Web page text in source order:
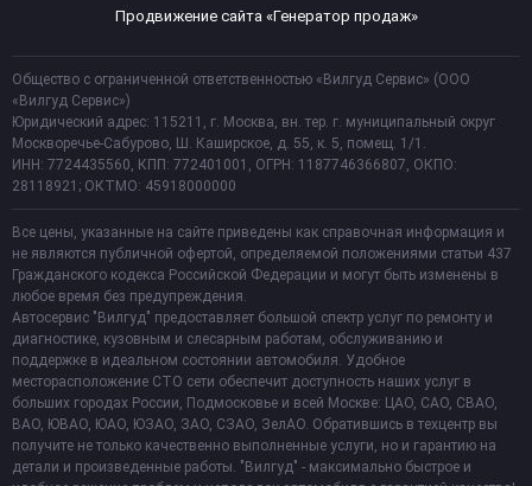
Продвижение сайта «Генератор продаж»
Общество с ограниченной ответственностью «Вилгуд Сервис» (ООО
«Вилгуд Сервис»)
Юридический адрес: 115211, г. Москва, вн. тер. г. муниципальный округ
Москворечье-Сабурово, Ш. Каширское, д. 55, к. 5, помещ. 1/1.
ИНН: 7724435560, КПП: 772401001, ОГРН: 1187746366807, ОКПО:
28118921; ОКТМО: 45918000000
Все цены, указанные на сайте приведены как справочная информация и
не являются публичной офертой, определяемой положениями статьи 437
Гражданского кодекса Российской Федерации и могут быть изменены в
любое время без предупреждения.
Автосервис "Вилгуд" предоставляет большой спектр услуг по ремонту и
диагностике, кузовным и слесарным работам, обслуживанию и
поддержке в идеальном состоянии автомобиля. Удобное
месторасположение СТО сети обеспечит доступность наших услуг в
больших городах России, Подмосковье и всей Москве: ЦАО, САО, СВАО,
ВАО, ЮВАО, ЮАО, ЮЗАО, ЗАО, СЗАО, ЗелАО. Обратившись в техцентр вы
получите не только качественно выполненные услуги, но и гарантию на
детали и произведенные работы. "Вилгуд" - максимально быстрое и